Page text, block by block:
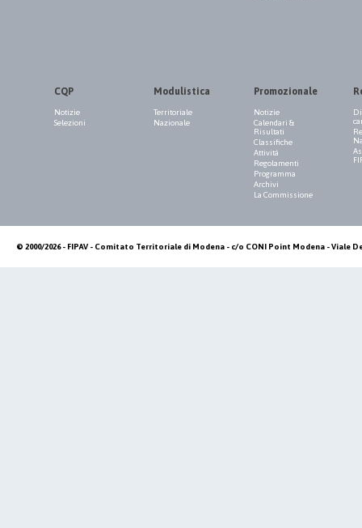
CQP
Notizie
Selezioni
Modulistica
Territoriale
Nazionale
Promozionale
Notizie
Calendari &
Risultati
Classifiche
Attività
Regolamenti
Programma
Archivi
La Commissione
© 2000/2026 - FIPAV - Comitato Territoriale di Modena - c/o CONI Point Modena - Viale